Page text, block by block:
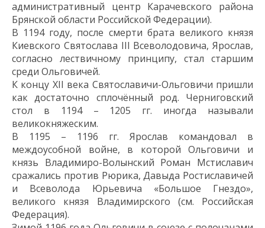
административный центр Карачевского района
Брянской области Российской Федерации).
В 1194 году, после смерти брата великого князя
Киевского Святослава III Всеволодовича, Ярослав,
согласно лествичному принципу, стал старшим
среди Ольговичей.
К концу XII века Святославичи-Ольговичи пришли
как достаточно сплочённый род. Черниговский
стол в 1194 – 1205 гг. иногда называли
великокняжеским.
В 1195 – 1196 гг. Ярослав командовал в
междоусобной войне, в которой Ольговичи и
князь Владимиро-Волынский Роман Мстиславич
сражались против Рюрика, Давыда Ростиславичей
и Всеволода Юрьевича «Большое Гнездо»,
великого князя Владимирского (см. Российская
Федерация).